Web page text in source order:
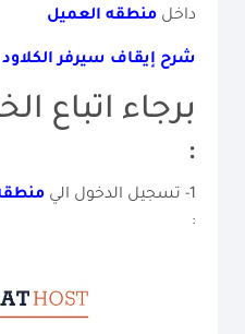
داخلمنطقه العميل
شرح إيقاف سيرفر الكلاود
برجاء اتباع
منطقه